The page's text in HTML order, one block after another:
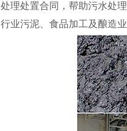
处理处置合同，帮助污水处
行业污泥、食品加工及酿造